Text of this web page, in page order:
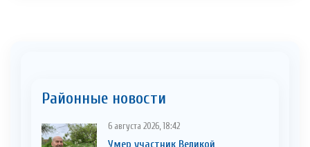
Районные новости
6 августа 2026, 18:42
Умер участник Великой